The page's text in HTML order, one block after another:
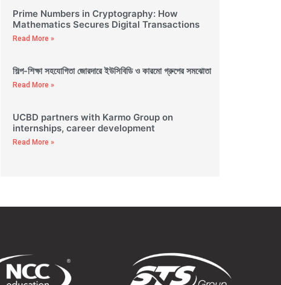
Prime Numbers in Cryptography: How
Mathematics Secures Digital Transactions
Read More »
শিল্প-শিক্ষা সহযোগিতা জোরদারে ইউসিবিডি ও কারমো গ্রুপের সমঝোতা
Read More »
UCBD partners with Karmo Group on
internships, career development
Read More »